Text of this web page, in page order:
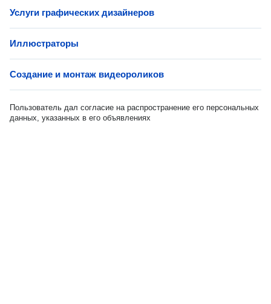
Услуги графических дизайнеров
Иллюстраторы
Создание и монтаж видеороликов
Пользователь дал согласие на распространение его персональных
данных, указанных в его объявлениях